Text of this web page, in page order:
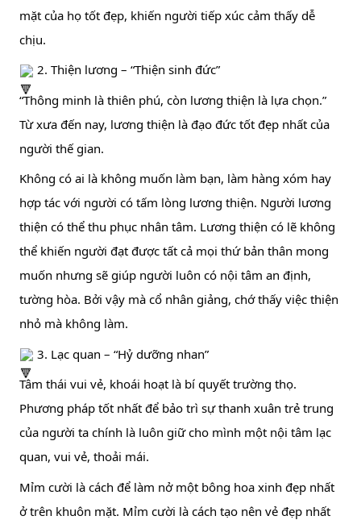
mặt của họ tốt đẹp, khiến người tiếp xúc cảm thấy dễ
chịu.
2. Thiện lương – “Thiện sinh đức”
“Thông minh là thiên phú, còn lương thiện là lựa chọn.”
Từ xưa đến nay, lương thiện là đạo đức tốt đẹp nhất của
người thế gian.
Không có ai là không muốn làm bạn, làm hàng xóm hay
hợp tác với người có tấm lòng lương thiện. Người lương
thiện có thể thu phục nhân tâm. Lương thiện có lẽ không
thể khiến người đạt được tất cả mọi thứ bản thân mong
muốn nhưng sẽ giúp người luôn có nội tâm an định,
tường hòa. Bởi vậy mà cổ nhân giảng, chớ thấy việc thiện
nhỏ mà không làm.
3. Lạc quan – “Hỷ dưỡng nhan”
Tâm thái vui vẻ, khoái hoạt là bí quyết trường thọ.
Phương pháp tốt nhất để bảo trì sự thanh xuân trẻ trung
của người ta chính là luôn giữ cho mình một nội tâm lạc
quan, vui vẻ, thoải mái.
Mỉm cười là cách để làm nở một bông hoa xinh đẹp nhất
ở trên khuôn mặt. Mỉm cười là cách tạo nên vẻ đẹp nhất